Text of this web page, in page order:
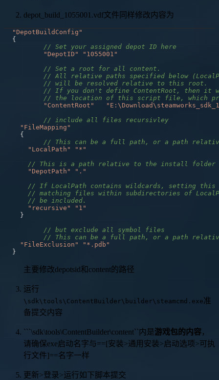
depot_build_1055001.vdf文件同样修改内容为
"DepotBuildConfig"
{
// Set your assigned depot ID here
"DepotID"
"1055001"
// Set a root for all content.
// All relative paths specified below
// will be resolved relative to this root.
// If you don't define ContentRoot, then it
// the location of this script file, which
"ContentRoot"
// include all files recursivley
"FileMapping"
{
// This can be a full path, or a path
"LocalPath"
"*"
// This is a path relative to the install folder
"DepotPath"
"."
// If LocalPath contains wildcards, setting this
// matching files within subdirectories of
// be included.
"recursive"
"1"
}
// but exclude all symbol files
// This can be a full path, or a path
"FileExclusion"
"*.pdb"
}
主要修改depotsid和content的路径
运行
\sdk\tools\ContentBuilder\builder\steamcmd.exe准
备提交内容
```\sdk\tools\ContentBuilder\content``内是游戏包的内容，
请确保exe启动名字与==[安装>通用安装>启动选项>可执
行文件]==名字一样
更新>登录>运行如下脚本提交